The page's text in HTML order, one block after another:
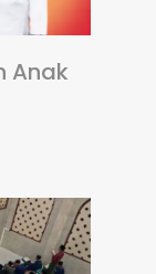
Anak